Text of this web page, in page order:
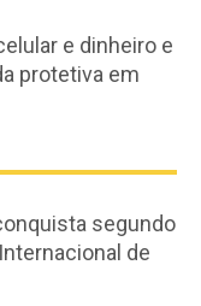
e dinheiro e
protetiva em
segundo
de